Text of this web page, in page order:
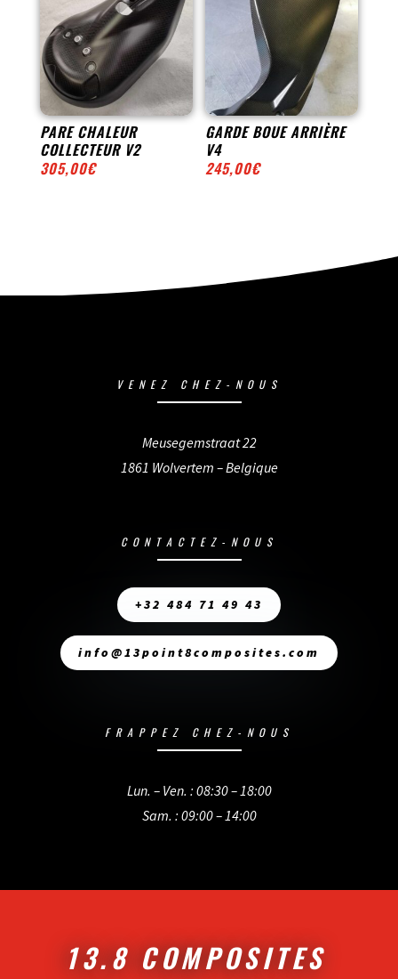
PARE CHALEUR
COLLECTEUR V2
305,00€
GARDE BOUE ARRIÈRE
V4
245,00€
VENEZ CHEZ-NOUS
Meusegemstraat 22
1861 Wolvertem – Belgique
CONTACTEZ-NOUS
+32 484 71 49 43
info@13point8composites.com
FRAPPEZ CHEZ-NOUS
Lun. – Ven. : 08:30 – 18:00
Sam. : 09:00 – 14:00
13.8 COMPOSITES